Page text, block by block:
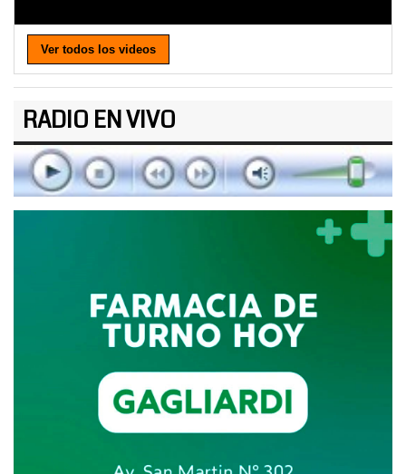
Ver todos los videos
RADIO EN VIVO